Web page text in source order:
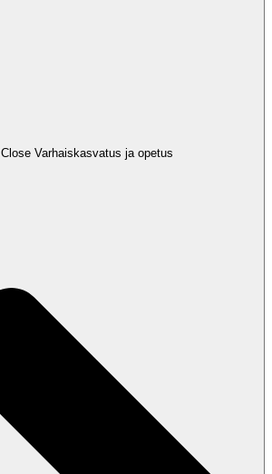
Close Varhaiskasvatus ja opetus